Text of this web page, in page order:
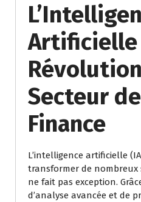
Artificielle
Secteur
Finance
L’intelligence artificielle
transformer de
ne fait pas exception.
d’analyse avancée et de